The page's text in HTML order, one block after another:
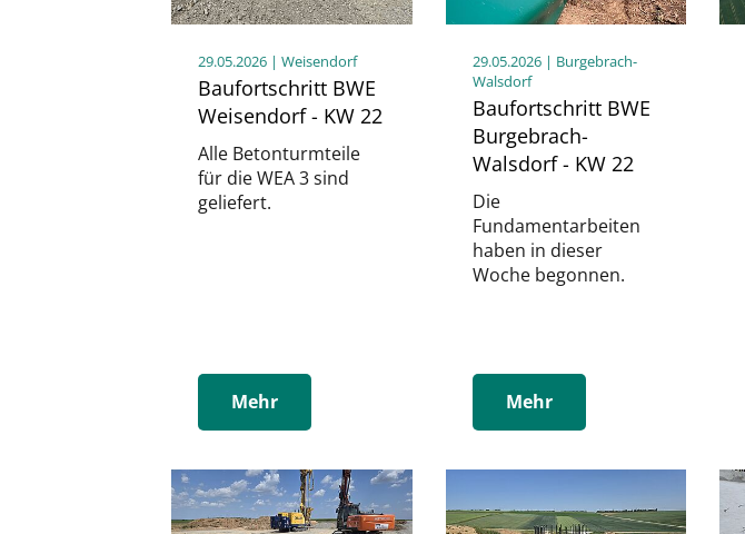
29.05.2026 | Weisendorf
Baufortschritt BWE
Weisendorf - KW 22
Alle Betonturmteile
für die WEA 3 sind
geliefert.
Mehr
29.05.2026 | Burgebrach-
Walsdorf
Baufortschritt BWE
Burgebrach-
Walsdorf - KW 22
Die
Fundamentarbeiten
haben in dieser
Woche begonnen.
Mehr